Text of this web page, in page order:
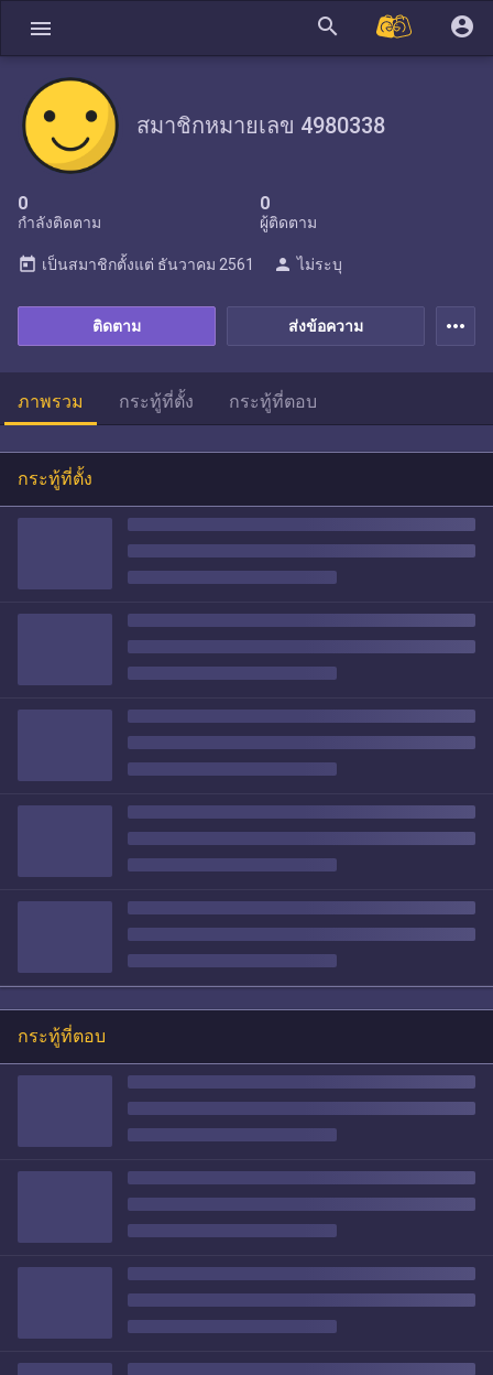
menu search account_circle
สมาชิกหมายเลข 4980338
0
กำลังติดตาม
0
ผู้ติดตาม
ส่งข้อความ
ติดตาม
today เป็นสมาชิกตั้งแต่ ธันวาคม 2561 person ไม่ระบุ
more_horiz
ภาพรวม กระทู้ที่ตั้ง กระทู้ที่ตอบ
กระทู้ที่ตั้ง
กระทู้ที่ตอบ